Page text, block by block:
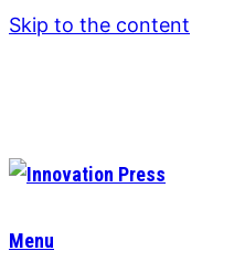
Skip to the content
Menu